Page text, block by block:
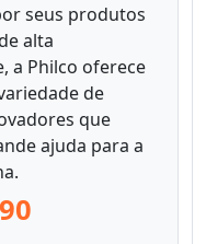
seus produtos
alta
a Philco oferece
de
que
ajuda para a